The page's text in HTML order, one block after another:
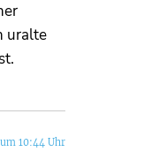
uralte
10:44 Uhr